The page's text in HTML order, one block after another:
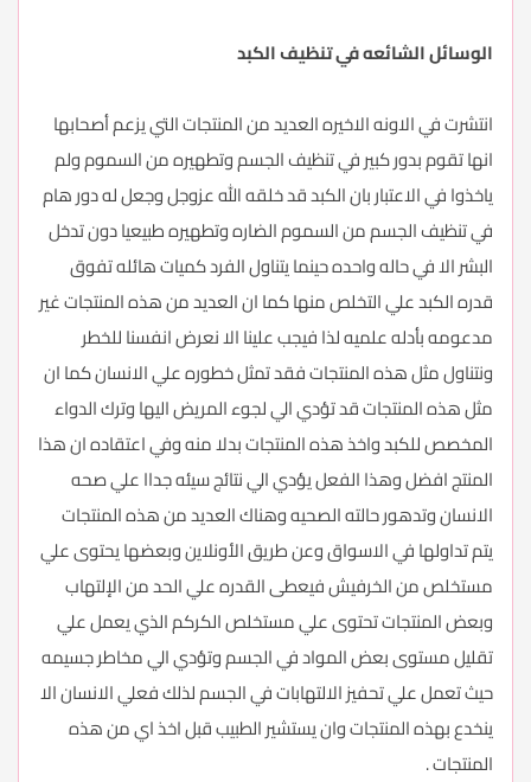
الوسائل الشائعه في تنظيف الكبد
انتشرت في الاونه الاخيره العديد من المنتجات التي يزعم أصحابها
انها تقوم بدور كبير في تنظيف الجسم وتطهيره من السموم ولم
ياخذوا في الاعتبار بان الكبد قد خلقه الله عزوجل وجعل له دور هام
في تنظيف الجسم من السموم الضاره وتطهيره طبيعيا دون تدخل
البشر الا في حاله واحده حينما يتناول الفرد كميات هائله تفوق
قدره الكبد علي التخلص منها كما ان العديد من هذه المنتجات غير
مدعومه بأدله علميه لذا فيجب علينا الا نعرض انفسنا للخطر
ونتناول مثل هذه المنتجات فقد تمثل خطوره علي الانسان كما ان
مثل هذه المنتجات قد تؤدي الي لجوء المريض اليها وترك الدواء
المخصص للكبد واخذ هذه المنتجات بدلا منه وفي اعتقاده ان هذا
المنتج افضل وهذا الفعل يؤدي الي نتائج سيئه جداا علي صحه
الانسان وتدهور حالته الصحيه وهناك العديد من هذه المنتجات
يتم تداولها في الاسواق وعن طريق الأونلاين وبعضها يحتوى علي
مستخلص من الخرفيش فيعطى القدره علي الحد من الإلتهاب
وبعض المنتجات تحتوى علي مستخلص الكركم الذي يعمل علي
تقليل مستوى بعض المواد في الجسم وتؤدي الي مخاطر جسيمه
حيث تعمل علي تحفيز الالتهابات في الجسم لذلك فعلي الانسان الا
ينخدع بهذه المنتجات وان يستشير الطبيب قبل اخذ اي من هذه
المنتجات .